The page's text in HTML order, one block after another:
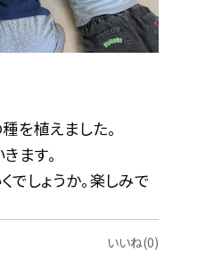
を植えました。
ます。
でしょうか。楽しみで
いいね(0)